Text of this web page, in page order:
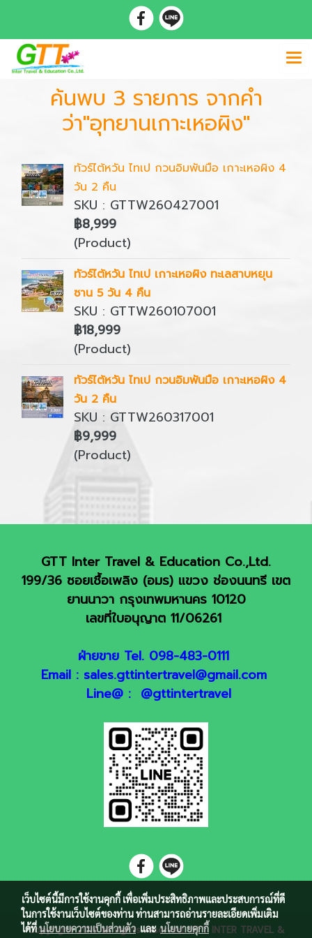
ค้นพบ 3 รายการ จากคำ
ว่า"อุทยานเกาะเหอผิง"
ทัวร์ไต้หวัน ไทเป กวนอิมพันมือ เกาะเหอผิง 4
วัน 2 คืน
SKU : GTTW260427001
฿8,999
(Product)
ทัวร์ไต้หวัน ไทเป เกาะเหอผิง ทะเลสาบหยุน
ซาน 5 วัน 4 คืน
SKU : GTTW260107001
฿18,999
(Product)
ทัวร์ไต้หวัน ไทเป กวนอิมพันมือ เกาะเหอผิง 4
วัน 2 คืน
SKU : GTTW260317001
฿9,999
(Product)
GTT Inter Travel & Education Co.,Ltd.
199/36 ซอยเชื้อเพลิง (อมร) แขวง ช่องนนทรี เขต
ยานนาวา กรุงเทพมหานคร 10120
เลขที่ใบอนุญาต 11/06261
ฝ่ายขาย Tel. 098-483-0111
Email : sales.gttintertravel@gmail.com
Line@ : @gttintertravel
Copyright 2018 all rights reserved. GTT INTER TRAVEL &
เว็บไซต์นี้มีการใช้งานคุกกี้ เพื่อเพิ่มประสิทธิภาพและประสบการณ์ที่ดี
ในการใช้งานเว็บไซต์ของท่าน ท่านสามารถอ่านรายละเอียดเพิ่มเติม
ได้ที่นโยบายความเป็นส่วนตัวและนโยบายคุกกี้